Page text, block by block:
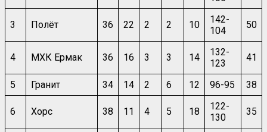
3 Полёт 36 22 2 2 10
142-
104
50
4 МХК Ермак 36 16 3 3 14
132-
123
41
5 Гранит 34 14 2 6 12 96-95 38
6 Хорс 38 11 4 5 18
122-
130
35